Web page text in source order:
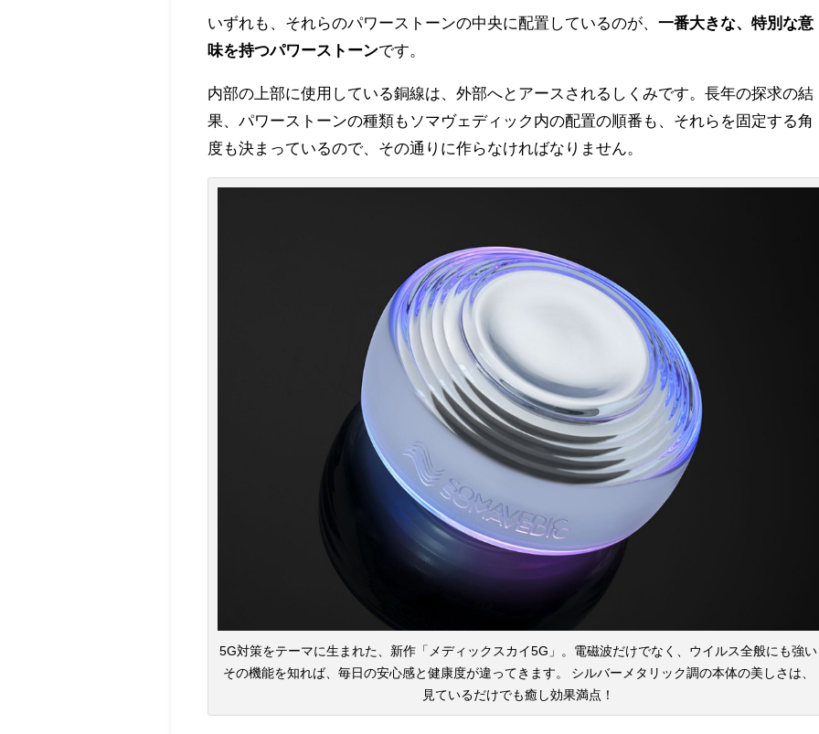
いずれも、それらのパワーストーンの中央に配置しているのが、一番大きな、特別な意
味を持つパワーストーンです。
内部の上部に使用している銅線は、外部へとアースされるしくみです。長年の探求の結
果、パワーストーンの種類もソマヴェディック内の配置の順番も、それらを固定する角
度も決まっているので、その通りに作らなければなりません。
5G対策をテーマに生まれた、新作「メディックスカイ5G」。電磁波だけでなく、ウイルス全般にも強い
その機能を知れば、毎日の安心感と健康度が違ってきます。 シルバーメタリック調の本体の美しさは、
見ているだけでも癒し効果満点！